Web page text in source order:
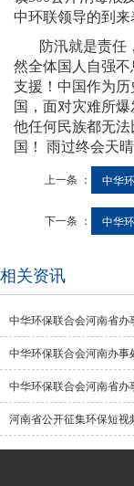
中环联领导的到来
防汛就是责任
然全体国人自强
支援！中国作为
国，面对灾难所
他任何民族都无
国！
雨过终会天晴
上一条 ： 中华
下一条 ： 中华
相关资讯
中华环保联合会河南省
中华环保联合会河南办
中华环保联合会河南省
河南省公开征集环保短视